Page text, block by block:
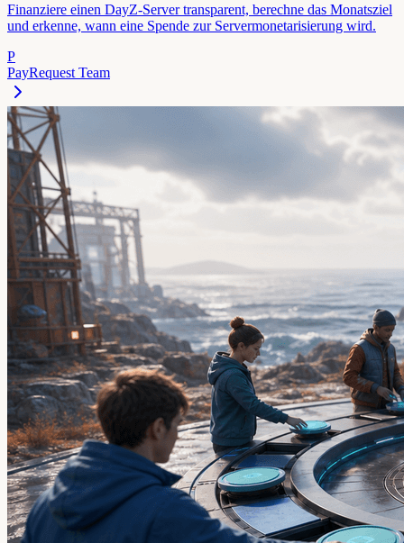
Finanziere einen DayZ-Server transparent, berechne das Monatsziel
und erkenne, wann eine Spende zur Servermonetarisierung wird.
P
PayRequest Team